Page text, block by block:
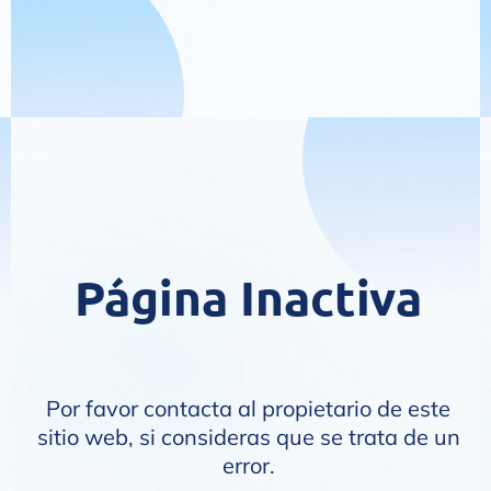
Página Inactiva
Por favor contacta al propietario de este
sitio web, si consideras que se trata de un
error.